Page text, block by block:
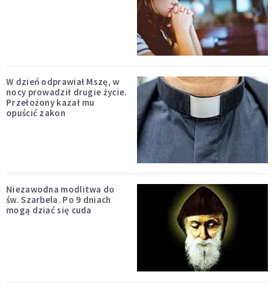
W dzień odprawiał Mszę, w
nocy prowadził drugie życie.
Przełożony kazał mu
opuścić zakon
Niezawodna modlitwa do
św. Szarbela. Po 9 dniach
mogą dziać się cuda